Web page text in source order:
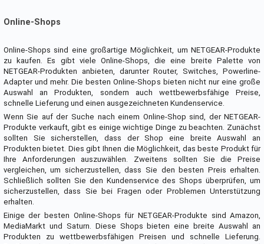
Online-Shops
Online-Shops sind eine großartige Möglichkeit, um NETGEAR-Produkte
zu kaufen. Es gibt viele Online-Shops, die eine breite Palette von
NETGEAR-Produkten anbieten, darunter Router, Switches, Powerline-
Adapter und mehr. Die besten Online-Shops bieten nicht nur eine große
Auswahl an Produkten, sondern auch wettbewerbsfähige Preise,
schnelle Lieferung und einen ausgezeichneten Kundenservice.
Wenn Sie auf der Suche nach einem Online-Shop sind, der NETGEAR-
Produkte verkauft, gibt es einige wichtige Dinge zu beachten. Zunächst
sollten Sie sicherstellen, dass der Shop eine breite Auswahl an
Produkten bietet. Dies gibt Ihnen die Möglichkeit, das beste Produkt für
Ihre Anforderungen auszuwählen. Zweitens sollten Sie die Preise
vergleichen, um sicherzustellen, dass Sie den besten Preis erhalten.
Schließlich sollten Sie den Kundenservice des Shops überprüfen, um
sicherzustellen, dass Sie bei Fragen oder Problemen Unterstützung
erhalten.
Einige der besten Online-Shops für NETGEAR-Produkte sind Amazon,
MediaMarkt und Saturn. Diese Shops bieten eine breite Auswahl an
Produkten zu wettbewerbsfähigen Preisen und schnelle Lieferung.